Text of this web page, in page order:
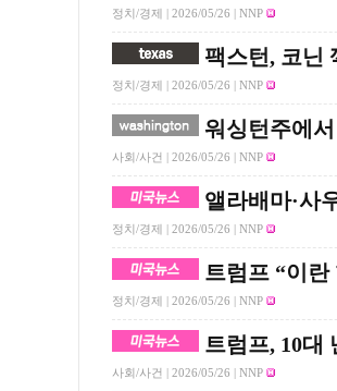
정치/경제 | 2026/05/26 | NNP
팩스턴, 코닌
정치/경제 | 2026/05/26 | NNP
워싱턴주에
사회/사건 | 2026/05/26 | NNP
앨라배마·사
정치/경제 | 2026/05/26 | NNP
트럼프 “이란
정치/경제 | 2026/05/26 | NNP
트럼프, 10대
사회/사건 | 2026/05/26 | NNP